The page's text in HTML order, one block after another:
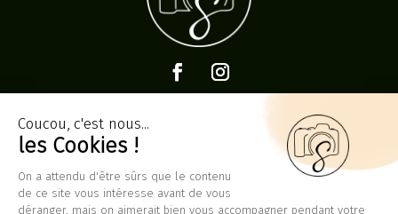
WHATSAPP AU06 68 15 97 64